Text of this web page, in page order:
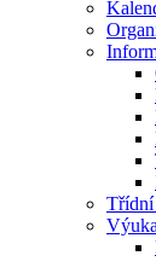
Třídní
Výuka